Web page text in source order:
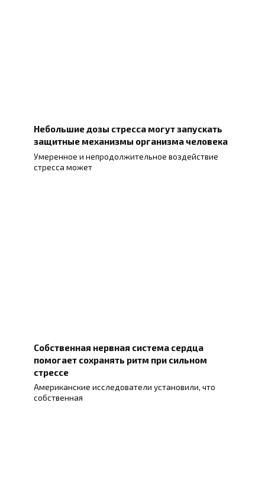
Небольшие дозы стресса могут запускать
защитные механизмы организма человека
Умеренное и непродолжительное воздействие
стресса может
Собственная нервная система сердца
помогает сохранять ритм при сильном
стрессе
Американские исследователи установили, что
собственная